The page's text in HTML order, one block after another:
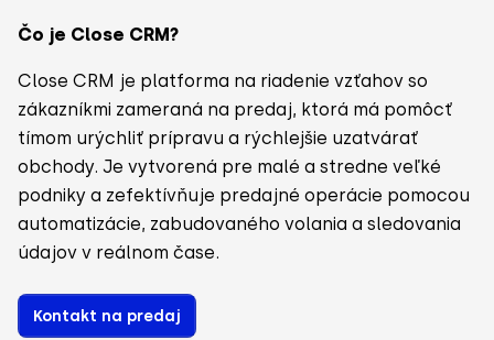
Čo je Close CRM?
Close CRM je platforma na riadenie vzťahov so
zákazníkmi zameraná na predaj, ktorá má pomôcť
tímom urýchliť prípravu a rýchlejšie uzatvárať
obchody. Je vytvorená pre malé a stredne veľké
podniky a zefektívňuje predajné operácie pomocou
automatizácie, zabudovaného volania a sledovania
údajov v reálnom čase.
Kontakt na predaj